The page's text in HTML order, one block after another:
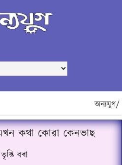
অন্যযুগ/
কথা কোৱা কেনভাছ
তৃপ্তি বৰা